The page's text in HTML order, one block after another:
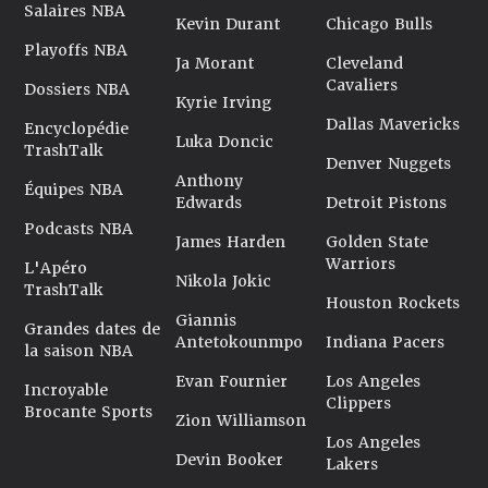
Salaires NBA
Playoffs NBA
Dossiers NBA
Encyclopédie
TrashTalk
Équipes NBA
Podcasts NBA
L'Apéro
TrashTalk
Grandes dates de
la saison NBA
Incroyable
Brocante Sports
Kevin Durant
Ja Morant
Kyrie Irving
Luka Doncic
Anthony
Edwards
James Harden
Nikola Jokic
Giannis
Antetokounmpo
Evan Fournier
Zion Williamson
Devin Booker
Chicago Bulls
Cleveland
Cavaliers
Dallas Mavericks
Denver Nuggets
Detroit Pistons
Golden State
Warriors
Houston Rockets
Indiana Pacers
Los Angeles
Clippers
Los Angeles
Lakers